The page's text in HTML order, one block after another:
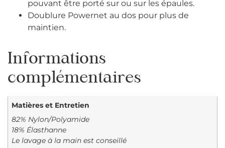
pouvant être porté sur ou sur les épaules.
Doublure Powernet au dos pour plus de
maintien.
Informations
complémentaires
Matières et Entretien
82% Nylon/Polyamide
18% Élasthanne
Le lavage à la main est conseillé